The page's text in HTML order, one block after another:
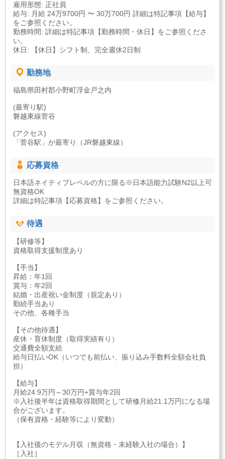
雇用形態: 正社員
給与: 月給 24万9700円 〜 30万700円 詳細は特記事項【給与】
をご参照ください。
勤務時間: 詳細は特記事項【勤務時間・休日】をご参照くださ
い。
休日: 【休日】シフト制、完全週休2日制
勤務地
福島県田村郡小野町浮金戸之内
(最寄り駅)
磐越東線菅谷
(アクセス)
「菅谷駅」が最寄り（JR磐越東線）
応募資格
日本語ネイティブレベルの方に限る※日本語能力試験N2以上可
無資格OK
詳細は特記事項【応募資格】をご参照ください。
待遇
【研修等】
資格取得支援制度あり
【手当】
昇給：年1回
賞与：年2回
結婚・出産祝い金制度（規定あり）
勤続手当あり
その他、各種手当
【その他待遇】
産休・育休制度（取得実績有り）
交通費全額支給
給与日払いOK（いつでも前払い、振り込み手数料全額会社負
担）
【給与】
月給24.9万円～30万円+賞与年2回
※入社後半年は資格取得期間として研修月給21.1万円になる場
合がございます。
（保有資格・経験等により変動）
【入社後のモデル月収（無資格・未経験入社の場合）】
［入社］